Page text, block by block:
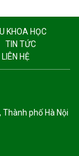
KHOA HỌC
TIN TỨC
LIÊN HỆ
phố Hà Nội